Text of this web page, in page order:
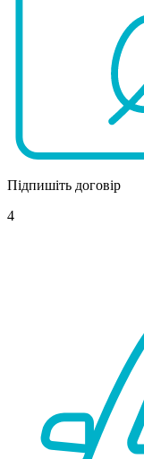
Підпишіть договір
4